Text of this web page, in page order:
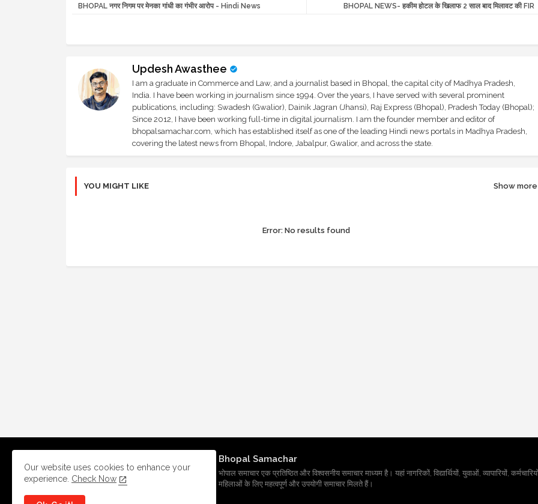
BHOPAL NEWS- हकीम होटल के खिलाफ 2 साल बाद मिलावट की FIR
BHOPAL नगर निगम पर मेनका गांधी का गंभीर आरोप - Hindi News
Updesh Awasthee
I am a graduate in Commerce and Law, and a journalist based in Bhopal, the capital city of Madhya Pradesh,
India. I have been working in journalism since 1994. Over the years, I have served with several prominent
publications, including: Swadesh (Gwalior), Dainik Jagran (Jhansi), Raj Express (Bhopal), Pradesh Today (Bhopal);
Since 2012, I have been working full-time in digital journalism. I am the founder member and editor of
bhopalsamachar.com, which has established itself as one of the leading Hindi news portals in Madhya Pradesh,
covering the latest news from Bhopal, Indore, Jabalpur, Gwalior, and across the state.
YOU MIGHT LIKE Show more
Error:No results found
Bhopal Samachar
भोपाल समाचार एक प्रतिष्ठित और विश्वसनीय समाचार माध्यम है। यहां नागरिकों, विद्यार्थियों, युवाओं, व्यापारियों,
महिलाओं के लिए महत्वपूर्ण और उपयोगी समाचार मिलते हैं।
Our website uses cookies to enhance your
experience. Check Now